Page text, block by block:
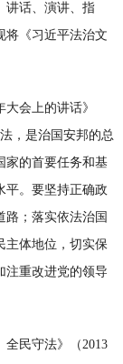
讲话、演讲、指
将《习近平法治文
会上的讲话》
，是治国安邦的总
家的首要任务和基
平。要坚持正确政
路；落实依法治国
主体地位，切实保
注重改进党的领导
民守法》（2013